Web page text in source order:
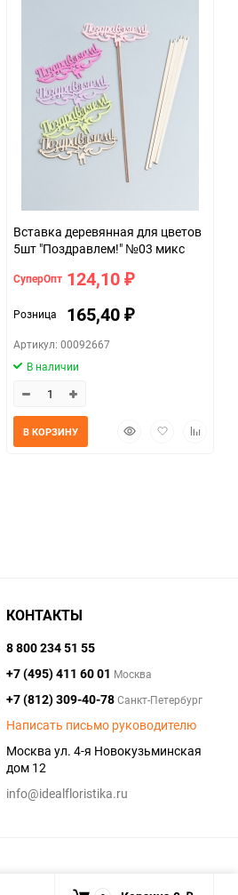
Вставка деревянная для цветов
5шт "Поздравлем!" №03 микс
СуперОпт 124,10 ₽
Розница 165,40 ₽
Артикул: 00092667
В наличии
БыстрыйДобавить
В КОРЗИНУ
КОНТАКТЫ
8 800 234 51 55
+7 (495) 411 60 01 Москва
+7 (812) 309-40-78Санкт-Петербург
Написать письмо руководителю
Москва ул. 4-я Новокузьминская
дом 12
info@idealfloristika.ru